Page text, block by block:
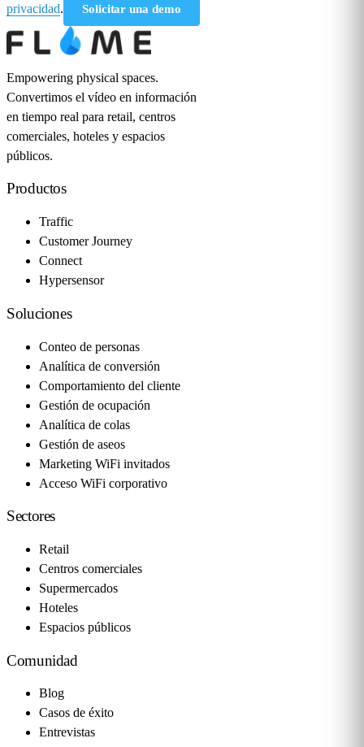
privacidad. Solicitar una demo
Empowering physical spaces.
Convertimos el vídeo en información
en tiempo real para retail, centros
comerciales, hoteles y espacios
públicos.
Productos
Traffic
Customer Journey
Connect
Hypersensor
Soluciones
Conteo de personas
Analítica de conversión
Comportamiento del cliente
Gestión de ocupación
Analítica de colas
Gestión de aseos
Marketing WiFi invitados
Acceso WiFi corporativo
Sectores
Retail
Centros comerciales
Supermercados
Hoteles
Espacios públicos
Comunidad
Blog
Casos de éxito
Entrevistas